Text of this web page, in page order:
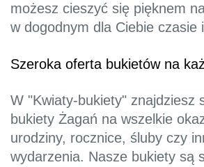
możesz cieszyć się pięknem
w dogodnym dla Ciebie czasie
Szeroka oferta bukietów na
W "Kwiaty-bukiety" znajdziesz
bukiety Żagań na wszelkie
urodziny, rocznice, śluby czy
wydarzenia. Nasze bukiety są